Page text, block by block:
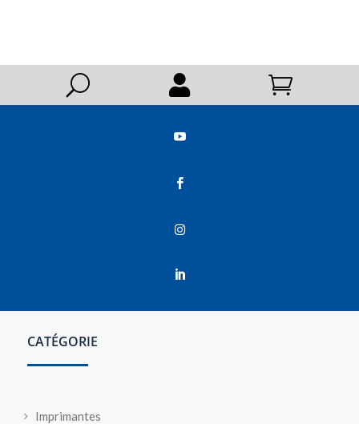
U  




CATÉGORIE
Imprimantes